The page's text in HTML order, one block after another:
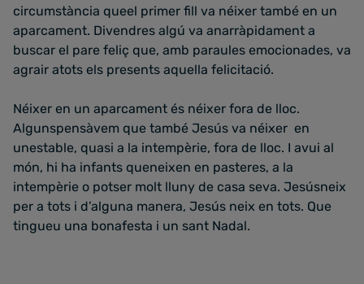
circumstància queel primer fill va néixer també en un
aparcament. Divendres algú va anarràpidament a
buscar el pare feliç que, amb paraules emocionades, va
agrair atots els presents aquella felicitació.
Néixer en un aparcament és néixer fora de lloc.
Algunspensàvem que també Jesús va néixer en
unestable, quasi a la intempèrie, fora de lloc. I avui al
món, hi ha infants queneixen en pasteres, a la
intempèrie o potser molt lluny de casa seva. Jesúsneix
per a tots i d’alguna manera, Jesús neix en tots. Que
tingueu una bonafesta i un sant Nadal.